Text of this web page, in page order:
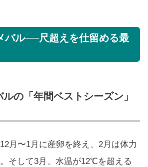
バル──尺超えを仕留める最
の「年間ベストシーズン」
月〜1月に産卵を終え、2月は体力
そして3月、水温が12℃を超える